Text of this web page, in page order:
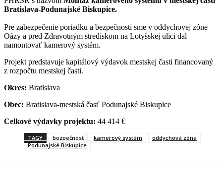
Bratislava-Podunajské Biskupice.
Pre zabezpečenie poriadku a bezpečnosti sme v oddychovej zóne
Oázy a pred Zdravotným strediskom na Lotyšskej ulici dal
namontovať kamerový systém.
Projekt predstavuje kapitálový výdavok mestskej časti financovaný
z rozpočtu mestskej časti.
Okres: Bratislava
Obec: Bratislava-mestská časť Podunajské Biskupice
Celkové výdavky projektu: 44 414 €
TAGY bezpečnosť kamerový systém
oddychová zóna
Podunajské Biskupice